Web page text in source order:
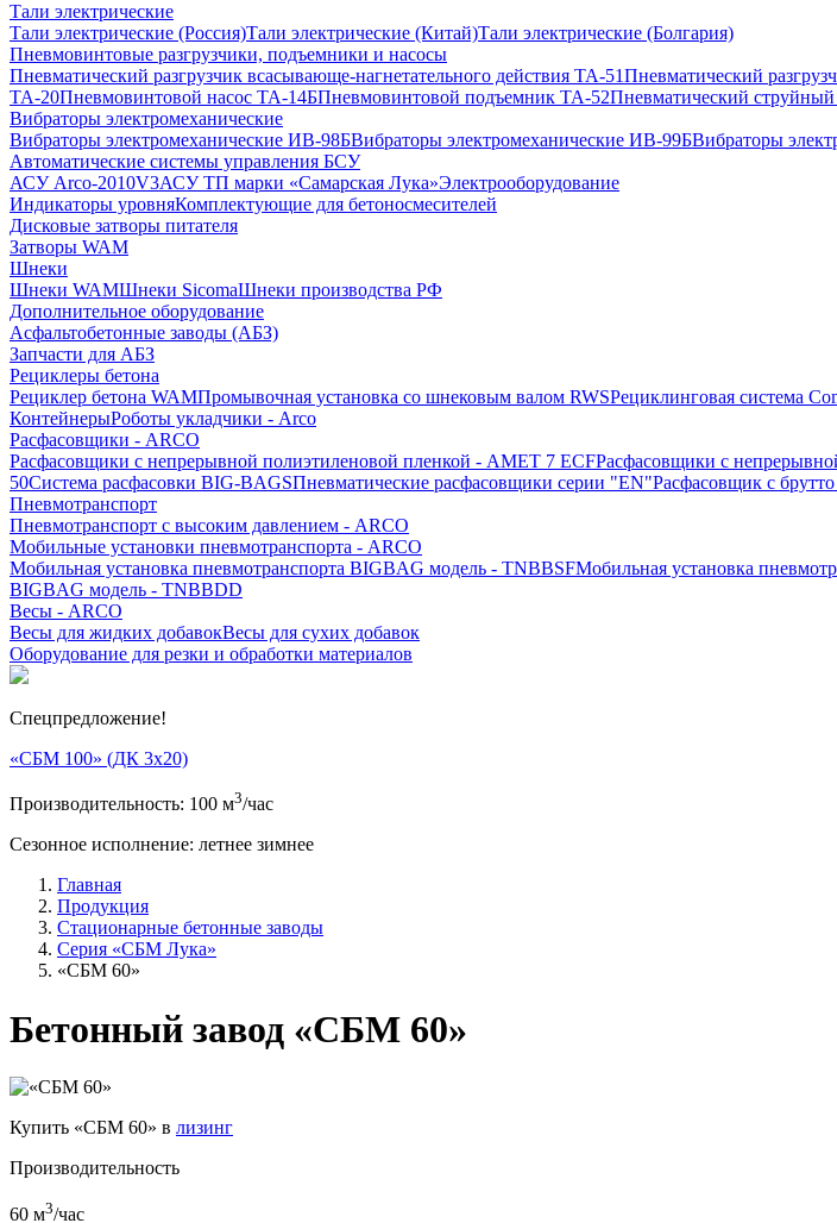
Тали электрические
Тали электрические (Россия)Тали электрические (Китай)Тали электрические (Болгария)
Пневмовинтовые разгрузчики, подъемники и насосы
Пневматический разгрузчик всасывающе-нагнетательного действия ТА-51Пневматический
ТА-20Пневмовинтовой насос ТА-14БПневмовинтовой подъемник ТА-52Пневматический
Вибраторы электромеханические
Вибраторы электромеханические ИВ-98БВибраторы электромеханические ИВ-99БВибраторы
Автоматические системы управления БСУ
АСУ Arco-2010V3АСУ ТП марки «Самарская Лука»Электрооборудование
Индикаторы уровняКомплектующие для бетоносмесителей
Дисковые затворы питателя
Затворы WAM
Шнеки
Шнеки WAMШнеки SicomaШнеки производства РФ
Дополнительное оборудование
Асфальтобетонные заводы (АБЗ)
Запчасти для АБЗ
Рециклеры бетона
Рециклер бетона WAMПромывочная установка со шнековым валом RWSРециклинговая система
КонтейнерыРоботы укладчики - Arco
Расфасовщики - ARCO
Расфасовщики с непрерывной полиэтиленовой пленкой - AMET 7 ECFРасфасовщики с
50Система расфасовки BIG-BAGSПневматические расфасовщики серии "EN"Расфасовщик с
Пневмотранспорт
Пневмотранспорт с высоким давлением - ARCO
Мобильные установки пневмотранспорта - ARCO
Мобильная установка пневмотранспорта BIGBAG модель - TNBBSFМобильная установка
BIGBAG модель - TNBBDD
Весы - ARCO
Весы для жидких добавокВесы для сухих добавок
Оборудование для резки и обработки материалов
Спецпредложение!
«СБМ 100» (ДК 3х20)
Производительность: 100 м3/час
Сезонноe исполнение: летнее зимнее
Главная
Продукция
Стационарные бетонные заводы
Серия «СБМ Лука»
«СБМ 60»
Бетонный завод «СБМ 60»
Купить «СБМ 60» в лизинг
Производительность
60 м3/час